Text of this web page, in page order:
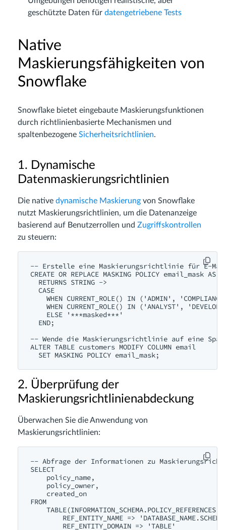
geschützte Daten für datengetriebene Tests
Native
Maskierungsfähigkeiten von
Snowflake
Snowflake bietet eingebaute Maskierungsfunktionen
durch richtlinienbasierte Mechanismen und
spaltenbezogene Sicherheitsrichtlinien.
1. Dynamische
Datenmaskierungsrichtlinien
Die native dynamische Maskierung von Snowflake
nutzt Maskierungsrichtlinien, um die Datenanzeige
basierend auf Benutzerrollen und Zugriffskontrollen
zu steuern:
-- Erstelle eine Maskierungsrichtlinie für E-
CREATE OR REPLACE MASKING POLICY email_mask
  RETURNS STRING ->
  CASE
WHEN CURRENT_ROLE() IN ('ADMIN',
WHEN CURRENT_ROLE() IN ('ANALYST',
    ELSE '***masked***'
  END;
-- Wende die Maskierungsrichtlinie auf eine
ALTER TABLE customers MODIFY COLUMN email
2. Überprüfung der
Maskierungsrichtlinienabdeckung
Überwachen Sie die Anwendung von
Maskierungsrichtlinien:
-- Abfrage der Informationen zu
SELECT
    policy_name,
    policy_owner,
    created_on
FROM
    TABLE(INFORMATION_SCHEMA.POLICY_REFERENCES(
REF_ENTITY_NAME =>
        REF_ENTITY_DOMAIN => 'TABLE'